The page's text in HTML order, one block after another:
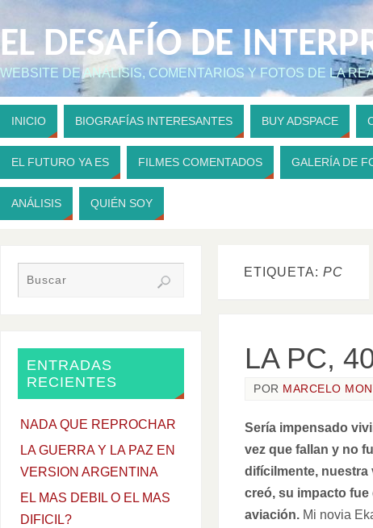
EL DESAFÍO DE
WEBSITE DE ANÁLISIS, COMENTARIOS Y FOTOS DE LA
INICIO BIOGRAFÍAS INTERESANTES BUY ADSPACE
EL FUTURO YA ES FILMES COMENTADOS GALERÍA DE
ANÁLISIS QUIÉN SOY
ETIQUETA: PC
LA PC,
POR MARCELO
Sería impensado
vez que fallan y no
difícilmente, nuestra
creó, su impacto
aviación. Mi novia
ENTRADAS
RECIENTES
NADA QUE REPROCHAR
LA GUERRA Y LA PAZ EN
VERSION ARGENTINA
EL MAS DEBIL O EL MAS
DIFICIL?